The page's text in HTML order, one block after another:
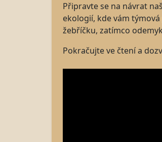
Připravte se na návrat
ekologií, kde vám
žebříčku, zatímco
Pokračujte ve čtení a